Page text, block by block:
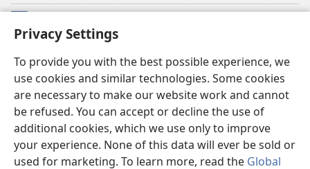
Privacy Settings
To provide you with the best possible experience, we
use cookies and similar technologies. Some cookies
are necessary to make our website work and cannot
be refused. You can accept or decline the use of
additional cookies, which we use only to improve
your experience. None of this data will ever be sold or
used for marketing. To learn more, read the Global
(e
bula
nngwe)
LAEBORARI YA MO INTERNET
(e
bula
tsebe
e
nngwe)
JW Hub
(e
bula
tsebe
nngwe)
App ya JW Library